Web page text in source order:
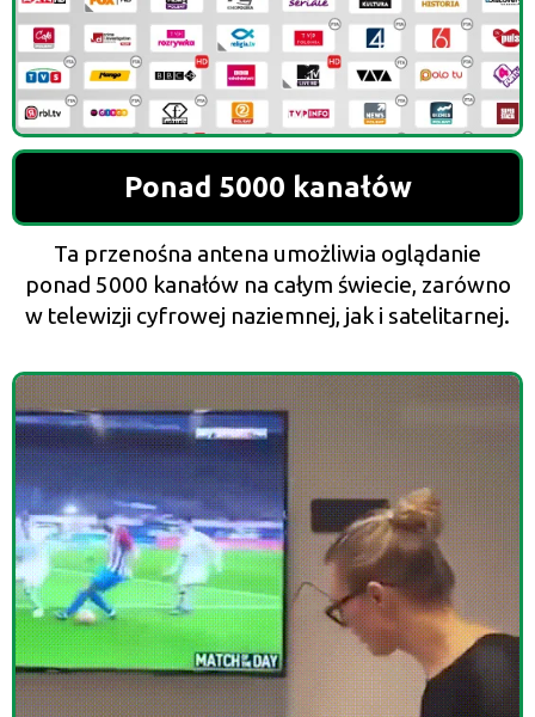
Ponad 5000 kanałów
Ta przenośna antena umożliwia oglądanie
ponad 5000 kanałów na całym świecie, zarówno
w telewizji cyfrowej naziemnej, jak i satelitarnej.